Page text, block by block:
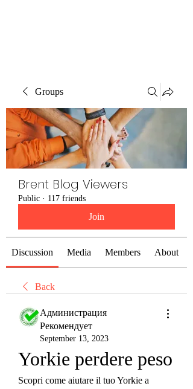
Groups
Brent Blog Viewers
Public · 117 friends
Join
Discussion Media Members About
Back
Администрация
Рекомендует
September 13, 2023
Yorkie perdere peso
Scopri come aiutare il tuo Yorkie a